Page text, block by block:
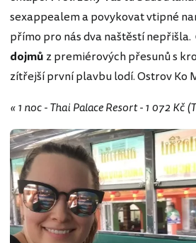
sexappealem a povykovat vtipné
přímo pro nás dva naštěstí
dojmů z premiérových přesunů s
zítřejší první plavbu lodí. Ostrov Ko
« 1 noc - Thai Palace Resort - 1 072 Kč